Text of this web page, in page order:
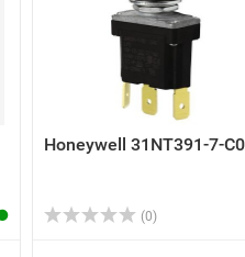
Honeywell 31NT391-7-
(0)